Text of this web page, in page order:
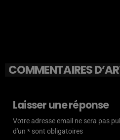
COMMENTAIRES
Laisser une réponse
Votre adresse email ne sera pas
d'un * sont obligatoires